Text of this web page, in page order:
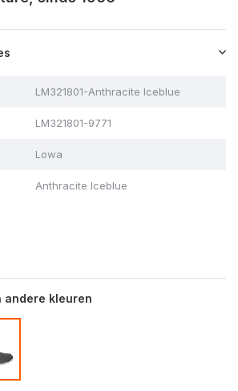
LM321801-Anthracite Iceblue
LM321801-9771
Lowa
Anthracite Iceblue
andere kleuren